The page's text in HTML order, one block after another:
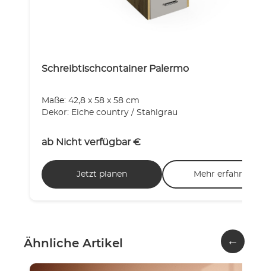
Schreibtischcontainer Palermo
Maße: 42,8 x 58 x 58 cm
Dekor: Eiche country / Stahlgrau
ab Nicht verfügbar €
Jetzt planen Mehr erfahren
Ähnliche Artikel ←